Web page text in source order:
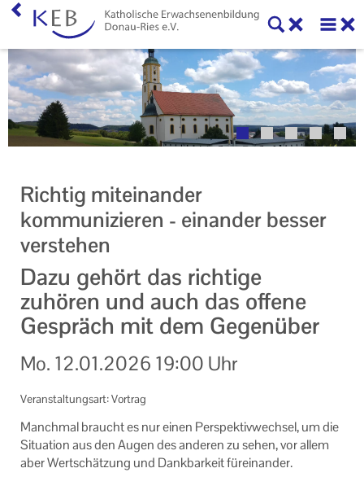
Richtig miteinander
kommunizieren - einander besser
verstehen
Dazu gehört das richtige
zuhören und auch das offene
Gespräch mit dem Gegenüber
Mo. 12.01.2026 19:00 Uhr
Veranstaltungsart: Vortrag
Manch­mal braucht es nur einen Per­spek­tiv­wech­sel, um die
Si­tua­ti­on aus den Augen des an­de­ren zu sehen, vor allem
aber Wert­schät­zung und Dank­bar­keit für­ein­an­der.
Home
Willkommen
Veranstaltungen
Zentrale Veranstaltungen
Eltern-Kind-Gruppen
Gymnastikkurse
Alle Veranstaltungen
Ihr Kontakt zu uns